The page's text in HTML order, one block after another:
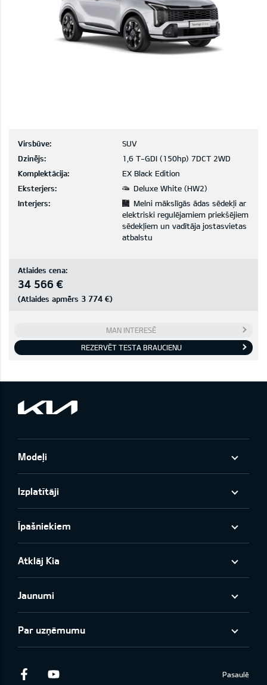
Virsbūve:
SUV
Dzinējs:
1,6 T-GDI (150hp) 7DCT 2WD
Komplektācija:
EX Black Edition
Eksterjers:
Deluxe White (HW2)
Interjers:
Melni mākslīgās ādas sēdekļi ar
elektriski regulējamiem priekšējiem
sēdekļiem un vadītāja jostasvietas
atbalstu
Atlaides cena:
34 566 €
(Atlaides apmērs 3 774 €)
MAN INTERESĒ
REZERVĒT TESTA BRAUCIENU
Modeļi
Izplatītāji
Īpašniekiem
Atklāj Kia
Jaunumi
Par uzņēmumu
Facebook Pasaulē